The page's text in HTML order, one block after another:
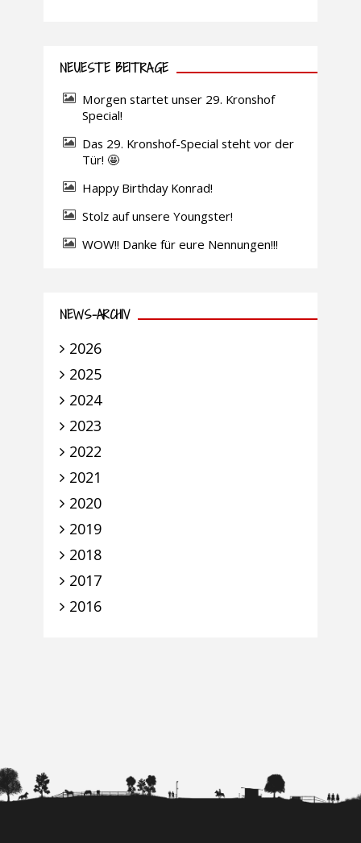
NEUESTE BEITRÄGE
Morgen startet unser 29. Kronshof
Special!
Das 29. Kronshof-Special steht vor der
Tür! 🤩
Happy Birthday Konrad!
Stolz auf unsere Youngster!
WOW!! Danke für eure Nennungen!!!
NEWS-ARCHIV
2026
2025
2024
2023
2022
2021
2020
2019
2018
2017
2016